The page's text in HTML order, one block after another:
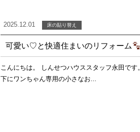
2025.12.01 床の貼り替え
可愛い♡と快適住まいのリフォーム
こんにちは。 しんせつハウススタッフ永田で
下にワンちゃん専用の小さなお...